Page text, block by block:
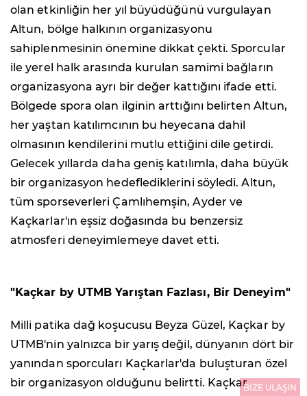
olan etkinliğin her yıl büyüdüğünü vurgulayan
Altun, bölge halkının organizasyonu
sahiplenmesinin önemine dikkat çekti. Sporcular
ile yerel halk arasında kurulan samimi bağların
organizasyona ayrı bir değer kattığını ifade etti.
Bölgede spora olan ilginin arttığını belirten Altun,
her yaştan katılımcının bu heyecana dahil
olmasının kendilerini mutlu ettiğini dile getirdi.
Gelecek yıllarda daha geniş katılımla, daha büyük
bir organizasyon hedeflediklerini söyledi. Altun,
tüm sporseverleri Çamlıhemşin, Ayder ve
Kaçkarlar'ın eşsiz doğasında bu benzersiz
atmosferi deneyimlemeye davet etti.
"Kaçkar by UTMB Yarıştan Fazlası, Bir Deneyim"
Milli patika dağ koşucusu Beyza Güzel, Kaçkar by
UTMB'nin yalnızca bir yarış değil, dünyanın dört bir
yanından sporcuları Kaçkarlar'da buluşturan özel
bir organizasyon olduğunu belirtti. KaçkarBİZE ULAŞIN